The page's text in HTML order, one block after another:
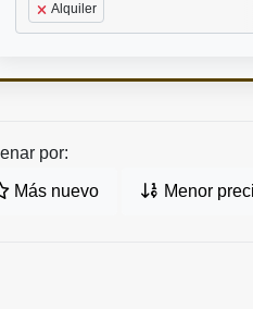
Alquiler
por:
Más nuevo Menor